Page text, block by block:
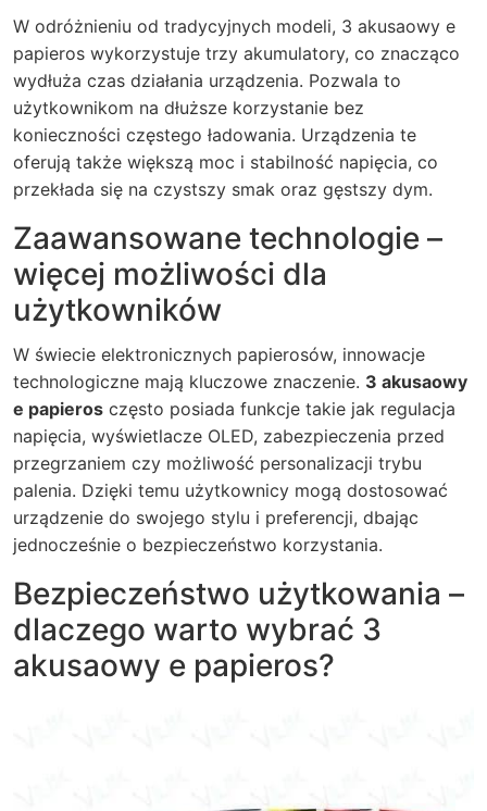
W odróżnieniu od tradycyjnych modeli, 3 akusaowy e
papieros wykorzystuje trzy akumulatory, co znacząco
wydłuża czas działania urządzenia. Pozwala to
użytkownikom na dłuższe korzystanie bez
konieczności częstego ładowania. Urządzenia te
oferują także większą moc i stabilność napięcia, co
przekłada się na czystszy smak oraz gęstszy dym.
Zaawansowane technologie –
więcej możliwości dla
użytkowników
W świecie elektronicznych papierosów, innowacje
technologiczne mają kluczowe znaczenie. 3 akusaowy
e papieros często posiada funkcje takie jak regulacja
napięcia, wyświetlacze OLED, zabezpieczenia przed
przegrzaniem czy możliwość personalizacji trybu
palenia. Dzięki temu użytkownicy mogą dostosować
urządzenie do swojego stylu i preferencji, dbając
jednocześnie o bezpieczeństwo korzystania.
Bezpieczeństwo użytkowania –
dlaczego warto wybrać 3
akusaowy e papieros?